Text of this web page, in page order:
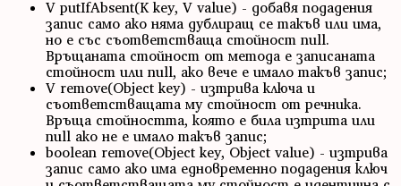
V putIfAbsent(K key, V value) - добавя подадения
запис само ако няма дублиращ се такъв или има,
но е със съответстваща стойност null.
Връщаната стойност от метода е записаната
стойност или null, ако вече е имало такъв запис;
V remove(Object key) - изтрива ключа и
съответстващата му стойност от речника.
Връща стойността, която е била изтрита или
null ако не е имало такъв запис;
boolean remove(Object key, Object value) - изтрива
запис само ако има едновременно подадения ключ